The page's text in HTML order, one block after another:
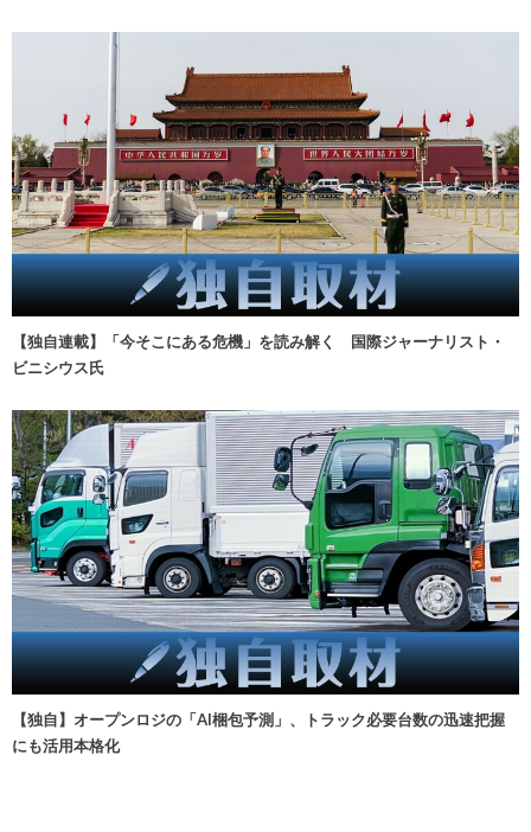
【独自連載】「今そこにある危機」を読み解く 国際ジャーナリスト・
ビニシウス氏
【独自】オープンロジの「AI梱包予測」、トラック必要台数の迅速把握
にも活用本格化